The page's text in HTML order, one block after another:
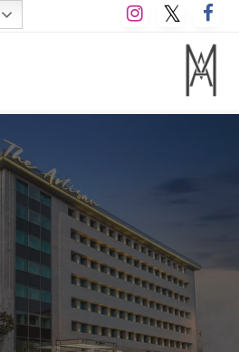
التخطي
إلى
المحتوى
M A hotels | إم ايه هوتيلز
الموقع الأول للعاملين في الفنادق